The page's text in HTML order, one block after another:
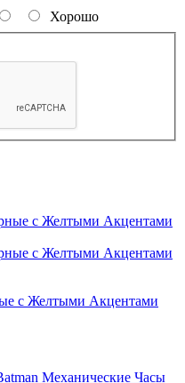
Хорошо
с Желтыми Акцентами